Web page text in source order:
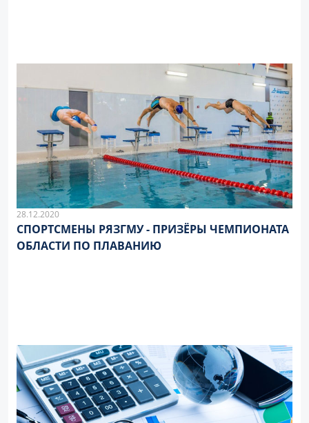
28.12.2020
СПОРТСМЕНЫ РЯЗГМУ - ПРИЗЁРЫ ЧЕМПИОНАТА
ОБЛАСТИ ПО ПЛАВАНИЮ